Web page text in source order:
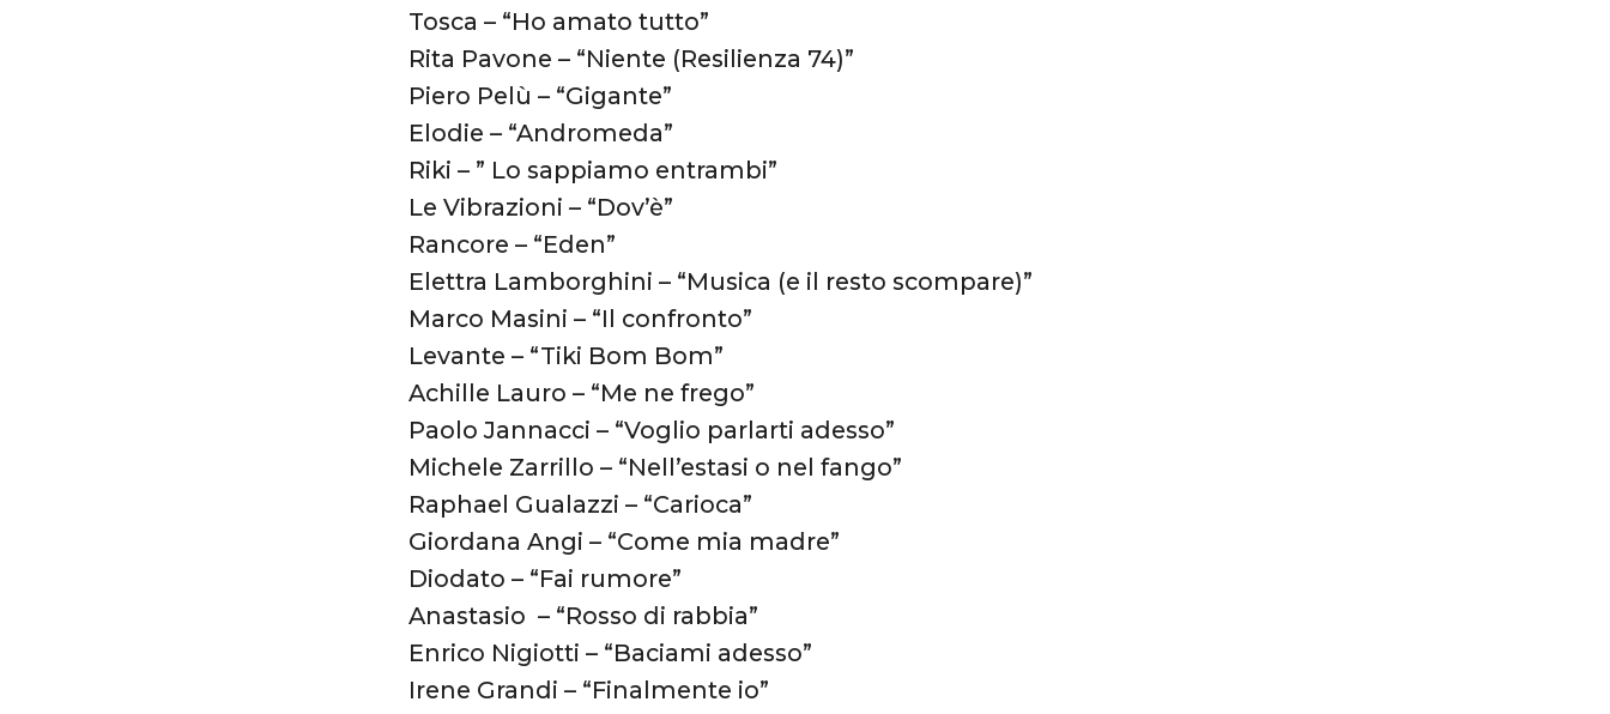
Tosca – “Ho amato tutto”
Rita Pavone – “Niente (Resilienza 74)”
Piero Pelù – “Gigante”
Elodie – “Andromeda”
Riki – ” Lo sappiamo entrambi”
Le Vibrazioni – “Dov’è”
Rancore – “Eden”
Elettra Lamborghini – “Musica (e il resto scompare)”
Marco Masini – “Il confronto”
Levante – “Tiki Bom Bom”
Achille Lauro – “Me ne frego”
Paolo Jannacci – “Voglio parlarti adesso”
Michele Zarrillo – “Nell’estasi o nel fango”
Raphael Gualazzi – “Carioca”
Giordana Angi – “Come mia madre”
Diodato – “Fai rumore”
Anastasio – “Rosso di rabbia”
Enrico Nigiotti – “Baciami adesso”
Irene Grandi – “Finalmente io”